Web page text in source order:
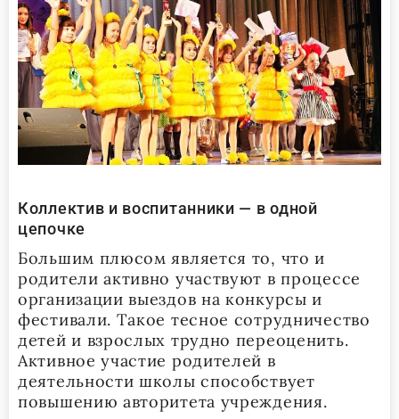
Коллектив и воспитанники — в одной
цепочке
Большим плюсом является то, что и
родители активно участвуют в процессе
организации выездов на конкурсы и
фестивали. Такое тесное сотрудничество
детей и взрослых трудно переоценить.
Активное участие родителей в
деятельности школы способствует
повышению авторитета учреждения.